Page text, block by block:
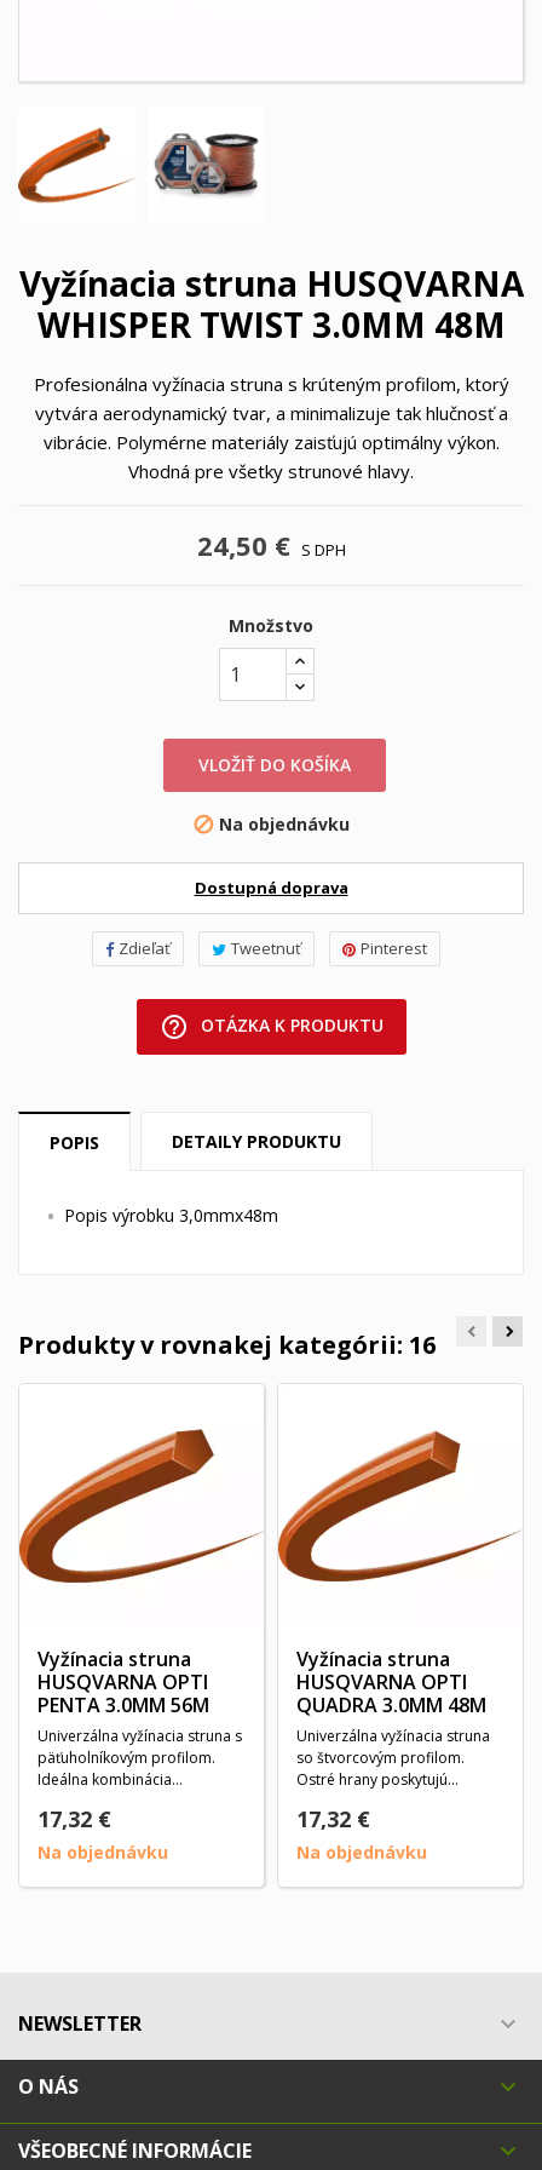
Vyžínacia struna HUSQVARNA
WHISPER TWIST 3.0MM 48M
Profesionálna vyžínacia struna s krúteným profilom, ktorý
vytvára aerodynamický tvar, a minimalizuje tak hlučnosť a
vibrácie. Polymérne materiály zaisťujú optimálny výkon.
Vhodná pre všetky strunové hlavy.
24,50 € S DPH
Množstvo
VLOŽIŤ DO KOŠÍKA
 Na objednávku
Dostupná doprava
Zdieľať Tweetnuť Pinterest
help_outline OTÁZKA K PRODUKTU
POPIS DETAILY PRODUKTU
Popis výrobku 3,0mmx48m
Produkty v rovnakej kategórii: 16
Vyžínacia struna
HUSQVARNA OPTI
PENTA 3.0MM 56M
Univerzálna vyžínacia struna s
päťuholníkovým profilom.
Ideálna kombinácia
17,32 €
Na objednávku
Vyžínacia struna
HUSQVARNA OPTI
QUADRA 3.0MM 48M
Univerzálna vyžínacia struna
so štvorcovým profilom.
Ostré hrany poskytujú
17,32 €
Na objednávku
NEWSLETTER 
O NÁS 
VŠEOBECNÉ INFORMÁCIE 